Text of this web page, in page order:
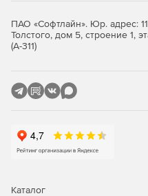
позволяет
компьютера, где есть
Пользовательский
записям пользователей и
Controller, включая
группах на Windows NT,
ПАО «Софтлайн». Юр. адрес:
Толстого, дом 5, строение 1,
(А-311)
Каталог